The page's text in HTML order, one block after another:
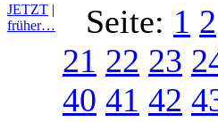
JETZT |
früher…
Seite: 1 2
21 22 23
40 41 42